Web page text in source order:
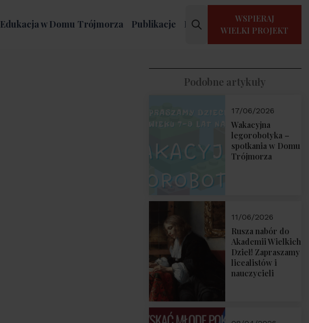
Edukacja w Domu Trójmorza Publikacje Kontakt
WSPIERAJ
WIELKI PROJEKT
Podobne artykuły
17/06/2026
Wakacyjna
legorobotyka –
spotkania w Domu
Trójmorza
11/06/2026
Rusza nabór do
Akademii Wielkich
Dzieł! Zapraszamy
licealistów i
nauczycieli